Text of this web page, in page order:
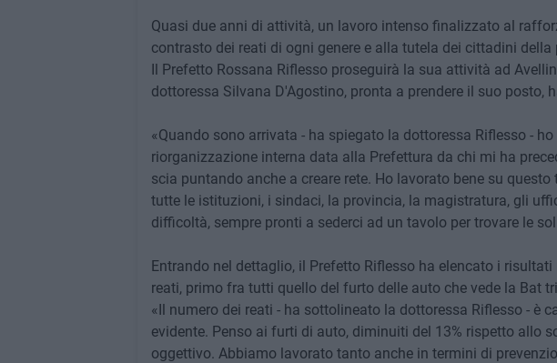
Quasi due anni di attività, un lavoro intenso finalizzato al
contrasto dei reati di ogni genere e alla tutela dei cittadini
Il Prefetto Rossana Riflesso proseguirà la sua attività ad
dottoressa Silvana D'Agostino, pronta a prendere il suo posto,
«Quando sono arrivata - ha spiegato la dottoressa Riflesso -
riorganizzazione interna data alla Prefettura da chi mi ha
scia puntando anche a creare rete. Ho lavorato bene su
tutte le istituzioni, i sindaci, la provincia, la magistratura, gli
difficoltà, sempre pronti a sederci ad un tavolo per trovare le
Entrando nel dettaglio, il Prefetto Riflesso ha elencato i
reati, primo fra tutti quello del furto delle auto che vede la Bat
«Il numero dei reati - ha sottolineato la dottoressa Riflesso - è
evidente. Penso ai furti di auto, diminuiti del 13% rispetto allo
oggettivo. Abbiamo lavorato tanto anche in termini di